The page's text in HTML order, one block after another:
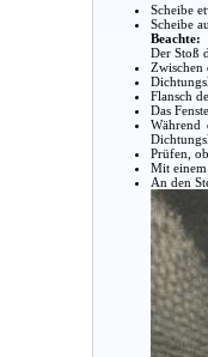
Scheibe
Scheibe
Beachte:
Der Stoß
Zwischen
Flansch
Das
Während
Prüfen,
Mit einem
An den